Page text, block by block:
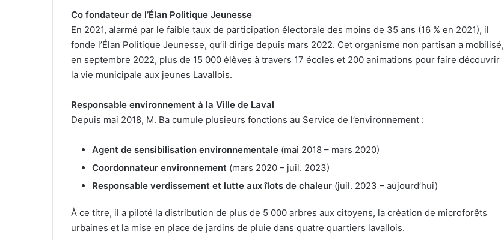
Co fondateur de l’Élan Politique Jeunesse
En 2021, alarmé par le faible taux de participation électorale des moins de 35 ans (16 % en 2021), il
fonde l’Élan Politique Jeunesse, qu’il dirige depuis mars 2022. Cet organisme non partisan a mobilisé,
en septembre 2022, plus de 15 000 élèves à travers 17 écoles et 200 animations pour faire découvrir
la vie municipale aux jeunes Lavallois.
Responsable environnement à la Ville de Laval
Depuis mai 2018, M. Ba cumule plusieurs fonctions au Service de l’environnement :
Agent de sensibilisation environnementale (mai 2018 – mars 2020)
Coordonnateur environnement (mars 2020 – juil. 2023)
Responsable verdissement et lutte aux îlots de chaleur (juil. 2023 – aujourd’hui)
À ce titre, il a piloté la distribution de plus de 5 000 arbres aux citoyens, la création de microforêts
urbaines et la mise en place de jardins de pluie dans quatre quartiers lavallois.